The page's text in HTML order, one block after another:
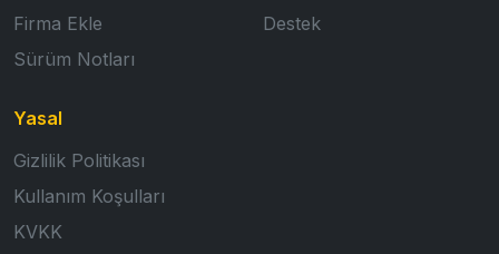
Firma Ekle
Sürüm Notları
Destek
Yasal
Gizlilik Politikası
Kullanım Koşulları
KVKK